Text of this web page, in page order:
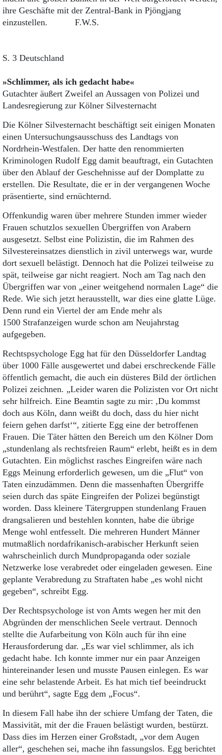
ihre Geschäfte mit der Zentral-Bank in Pjöngjang
einzustellen. F.W.S.
S. 3 Deutschland
»Schlimmer, als ich gedacht habe«
Gutachter äußert Zweifel an Aussagen von Polizei und
Landesregierung zur Kölner Silvesternacht
Die Kölner Silvesternacht beschäftigt seit einigen Monaten
einen Untersuchungsausschuss des Landtags von
Nordrhein-Westfalen. Der hatte den renommierten
Kriminologen Rudolf Egg damit beauftragt, ein Gutachten
über den Ablauf der Geschehnisse auf der Domplatte zu
erstellen. Die Resultate, die er in der vergangenen Woche
präsentierte, sind ernüchternd.
Offenkundig waren über mehrere Stunden immer wieder
Frauen schutzlos sexuellen Übergriffen von Arabern
ausgesetzt. Selbst eine Polizistin, die im Rahmen des
Silvestereinsatzes dienstlich in zivil unterwegs war, wurde
dort sexuell belästigt. Dennoch hat die Polizei teilweise zu
spät, teilweise gar nicht reagiert. Noch am Tag nach den
Übergriffen war von „einer weitgehend normalen Lage“ die
Rede. Wie sich jetzt herausstellt, war dies eine glatte Lüge.
Denn rund ein Viertel der am Ende mehr als
1500 Strafanzeigen wurde schon am Neujahrstag
aufgegeben.
Rechtspsychologe Egg hat für den Düsseldorfer Landtag
über 1000 Fälle ausgewertet und dabei erschreckende Fälle
öffentlich gemacht, die auch ein düsteres Bild der örtlichen
Polizei zeichnen. „Leider waren die Polizisten vor Ort nicht
sehr hilfreich. Eine Beamtin sagte zu mir: ,Du kommst
doch aus Köln, dann weißt du doch, dass du hier nicht
feiern gehen darfst‘“, zitierte Egg eine der betroffenen
Frauen. Die Täter hätten den Bereich um den Kölner Dom
„stundenlang als rechtsfreien Raum“ erlebt, heißt es in dem
Gutachten. Ein möglichst rasches Eingreifen wäre nach
Eggs Meinung erforderlich gewesen, um die „Flut“ von
Taten einzudämmen. Denn die massenhaften Übergriffe
seien durch das späte Eingreifen der Polizei begünstigt
worden. Dass kleinere Tätergruppen stundenlang Frauen
drangsalieren und bestehlen konnten, habe die übrige
Menge wohl entfesselt. Die mehreren Hundert Männer
mutmaßlich nordafrikanisch-arabischer Herkunft seien
wahrscheinlich durch Mundpropaganda oder soziale
Netzwerke lose verabredet oder eingeladen gewesen. Eine
geplante Verabredung zu Straftaten habe „es wohl nicht
gegeben“, schreibt Egg.
Der Rechtspsychologe ist von Amts wegen her mit den
Abgründen der menschlichen Seele vertraut. Dennoch
stellte die Aufarbeitung von Köln auch für ihn eine
Herausforderung dar. „Es war viel schlimmer, als ich
gedacht habe. Ich konnte immer nur ein paar Anzeigen
hintereinander lesen und musste Pausen einlegen. Es war
eine sehr belastende Arbeit. Es hat mich tief beeindruckt
und berührt“, sagte Egg dem „Focus“.
In diesem Fall habe ihn der schiere Umfang der Taten, die
Massivität, mit der die Frauen belästigt wurden, bestürzt.
Dass dies im Herzen einer Großstadt, „vor dem Augen
aller“, geschehen sei, mache ihn fassungslos. Egg berichtet